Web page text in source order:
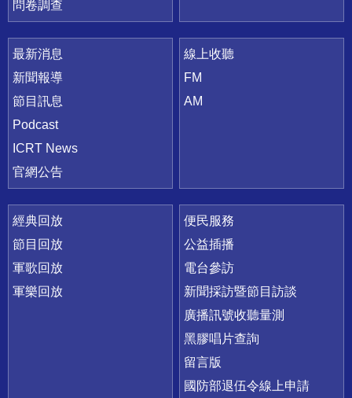
問卷調查
最新消息
新聞報導
節目訊息
Podcast
ICRT News
官網公告
線上收聽
FM
AM
經典回放
節目回放
軍歌回放
軍樂回放
便民服務
公益插播
電台參訪
新聞採訪暨節目訪談
廣播訊號收聽量測
黑膠唱片查詢
留言版
國防部退伍令線上申請